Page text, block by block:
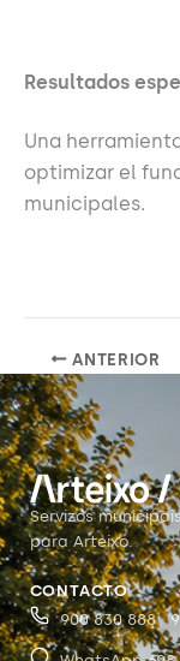
Resultados
Una
optimizar el
municipales.
ANTERIOR
Servizos
para Arteixo.
CONTACTO
900 830 888 ·